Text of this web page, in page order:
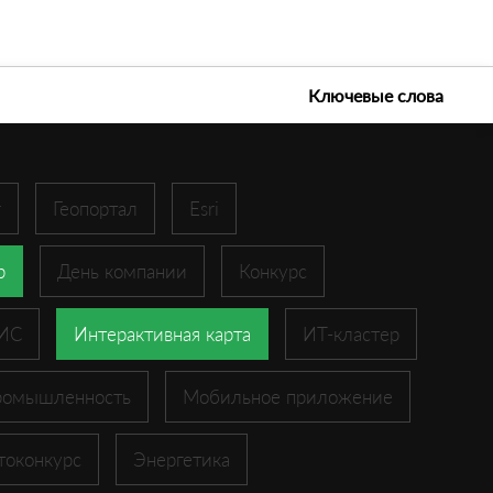
Ключевые слова
Геопортал Esri
День компании Конкурс
Интерактивная карта ИТ-кластер
Мобильное приложение
Энергетика